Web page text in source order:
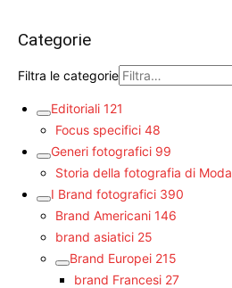
Categorie
Filtra le categorie
Editoriali 121
Focus specifici 48
Generi fotografici 99
Storia della fotografia di Moda
I Brand fotografici 390
Brand Americani 146
brand asiatici 25
Brand Europei 215
brand Francesi 27